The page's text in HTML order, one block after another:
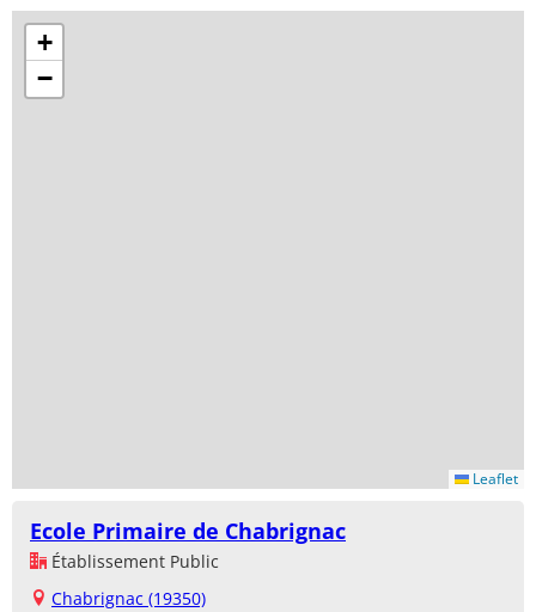
+
−
Leaflet
Ecole Primaire de Chabrignac
Établissement Public
Chabrignac (19350)